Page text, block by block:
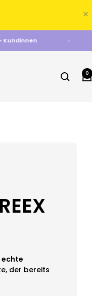
Kundinnen
0
echte
der bereits